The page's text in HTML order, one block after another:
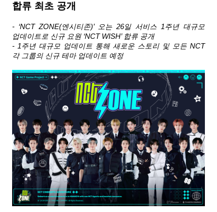
합류 최초 공개
- ‘NCT ZONE(엔시티존)’ 오는 26일 서비스 1주년 대규모
업데이트로 신규 요원 ‘NCT WISH’ 합류 공개
- 1주년 대규모 업데이트 통해 새로운 스토리 및 모든 NCT
각 그룹의 신규 테마 업데이트 예정